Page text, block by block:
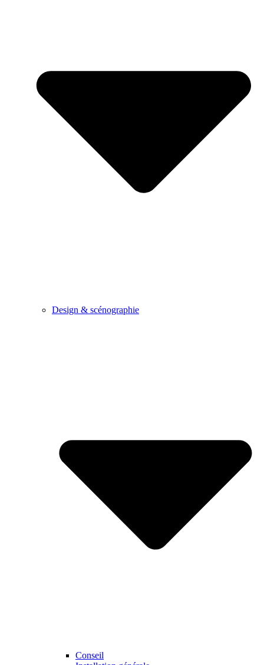
Design & scénographie
Conseil